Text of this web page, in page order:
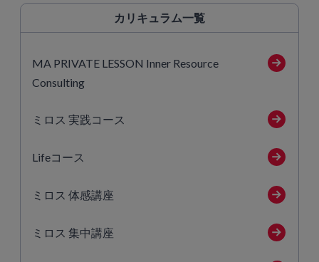
カリキュラム一覧
MA PRIVATE LESSON Inner Resource
Consulting
ミロス 実践コース
Lifeコース
ミロス 体感講座
ミロス 集中講座